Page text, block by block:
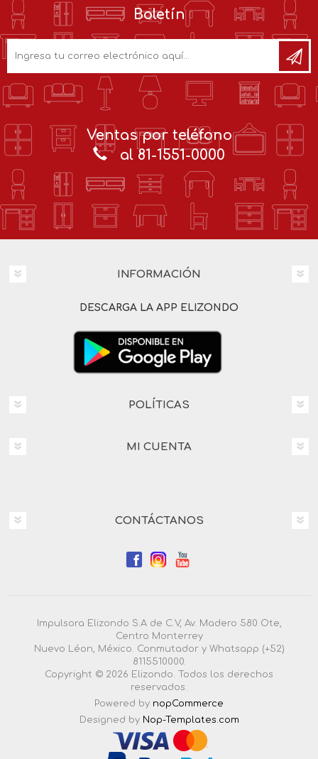
Boletín
Ventas por teléfono
al 81-1551-0000
INFORMACIÓN
DESCARGA LA APP ELIZONDO
POLÍTICAS
MI CUENTA
CONTÁCTANOS
Impulsora Elizondo S.A de C.V, Av. Madero 580 Ote,
Centro Monterrey
Nuevo Léon, México. Conmutador y Whatsapp (+52)
8115510000.
Copyright © 2026 Elizondo. Todos los derechos
reservados.
Powered by nopCommerce
Designed by Nop-Templates.com